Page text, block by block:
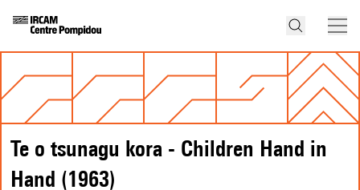
Te o tsunagu kora - Children Hand in
Hand (1963)